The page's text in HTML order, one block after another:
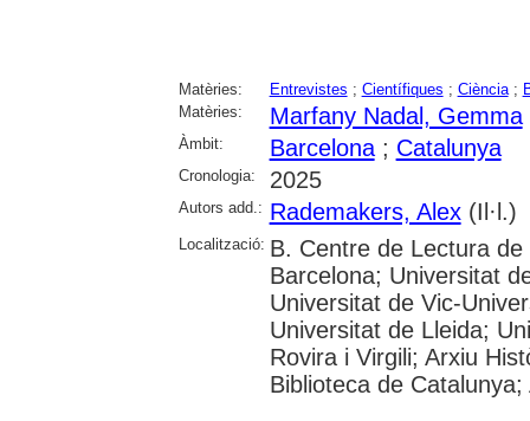
Matèries: Entrevistes ; Científiques ; Ciència;
Matèries:
Marfany Nadal, Gemma
Àmbit: Barcelona; Catalunya
Cronologia: 2025
Autors add.: Rademakers, Alex(Il·l.)
Localització: B. Centre de Lectura
Barcelona; Universitat
Universitat de Vic-
Universitat de Lleida;
Rovira i Virgili; Arxiu
Biblioteca de